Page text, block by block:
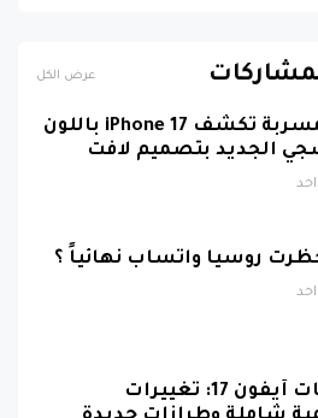
عرض الكل
صورة مسربة تكشف iPhone 17 باللون
الجديد بتصميم لافت
روسيا واتساب نهائياً ؟
تسريبات آيفون 17: تغييرات